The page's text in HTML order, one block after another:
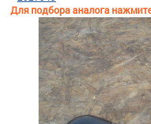
Для подбора аналога